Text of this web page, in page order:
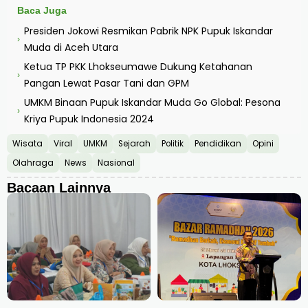
Baca Juga
›
Presiden Jokowi Resmikan Pabrik NPK Pupuk Iskandar
Muda di Aceh Utara
›
Ketua TP PKK Lhokseumawe Dukung Ketahanan
Pangan Lewat Pasar Tani dan GPM
›
UMKM Binaan Pupuk Iskandar Muda Go Global: Pesona
Kriya Pupuk Indonesia 2024
Wisata Viral UMKM Sejarah Politik Pendidikan
Opini
Olahraga
News Nasional
Bacaan Lainnya